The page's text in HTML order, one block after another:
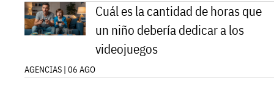
Cuál es la cantidad de horas que
un niño debería dedicar a los
videojuegos
AGENCIAS | 06 AGO